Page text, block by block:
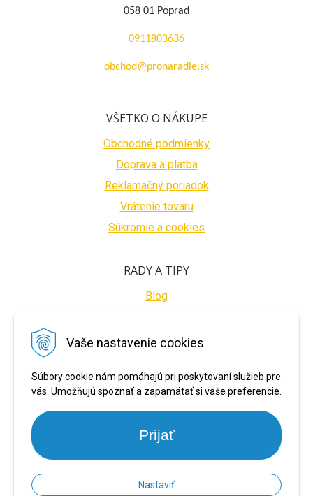
Vaše nastavenie cookies
Súbory cookie nám pomáhajú pri poskytovaní služieb pre
vás. Umožňujú spoznať a zapamätať si vaše preferencie.
Prijať
Nastaviť
058 01 Poprad
0911803636
obchod@pronaradie.sk
VŠETKO O NÁKUPE
Obchodné podmienky
Doprava a platba
Reklamačný poriadok
Vrátenie tovaru
Súkromie a cookies
RADY A TIPY
Blog
BEZPEČNÉ PLATBY